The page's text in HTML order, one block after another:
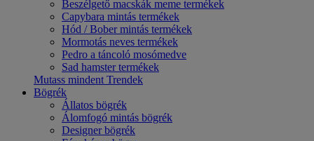
Beszélgető macskák meme termékek
Capybara mintás termékek
Hód / Bober mintás termékek
Mormotás neves termékek
Pedro a táncoló mosómedve
Sad hamster termékek
Mutass mindent Trendek
Bögrék
Állatos bögrék
Álomfogó mintás bögrék
Designer bögrék